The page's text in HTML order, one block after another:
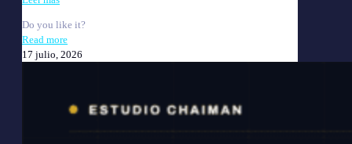
Do you like it?
Read more
17 julio, 2026